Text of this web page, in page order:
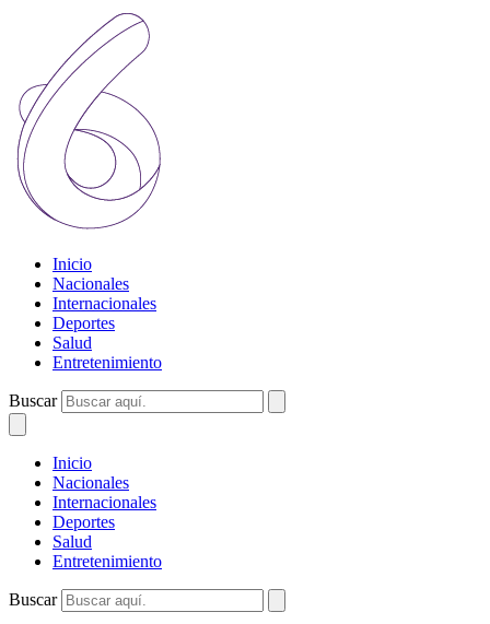
Inicio
Nacionales
Internacionales
Deportes
Salud
Entretenimiento
Buscar
Inicio
Nacionales
Internacionales
Deportes
Salud
Entretenimiento
Buscar